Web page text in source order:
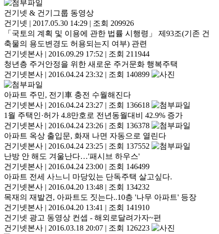
건기넷 & 건기그룹 동영상
건기넷 | 2017.05.30 14:29 | 조회 209926
「국토의 계획 및 이용에 관한 법률 시행령」 제93조(기존 건
축물의 용도변경도 허용되는지 여부) 관련
건기넷본사 | 2016.09.29 17:52 | 조회 211944
청년층 주거안정을 위한 새로운 주거문화 행복주택
건기넷본사 | 2016.04.24 23:32 | 조회 140899
아파트 주민, 전기車 충전 수월해진다
건기넷본사 | 2016.04.24 23:27 | 조회 136618
1월 주택인·허가 4.8만호로 전년동월대비 42.9% 증가
건기넷본사 | 2016.04.24 23:26 | 조회 136378
아파트 옥상 출입문, 화재 나면 자동으로 열린다
건기넷본사 | 2016.04.24 23:25 | 조회 137552
난방 안 해도 겨울난다…'패시브 하우스'
건기넷본사 | 2016.04.24 23:00 | 조회 146499
아파트 전세 사느니 마당있는 단독주택 살고싶다.
건기넷본사 | 2016.04.20 13:48 | 조회 134232
목재의 재발견, 아파트도 짓는다..10층 '나무 아파트' 등장
건기넷본사 | 2016.04.20 13:41 | 조회 141910
건기넷 광고 동영상 컨셉 - 해외로달려가자~편
건기넷본사 | 2016.03.18 20:07 | 조회 126223